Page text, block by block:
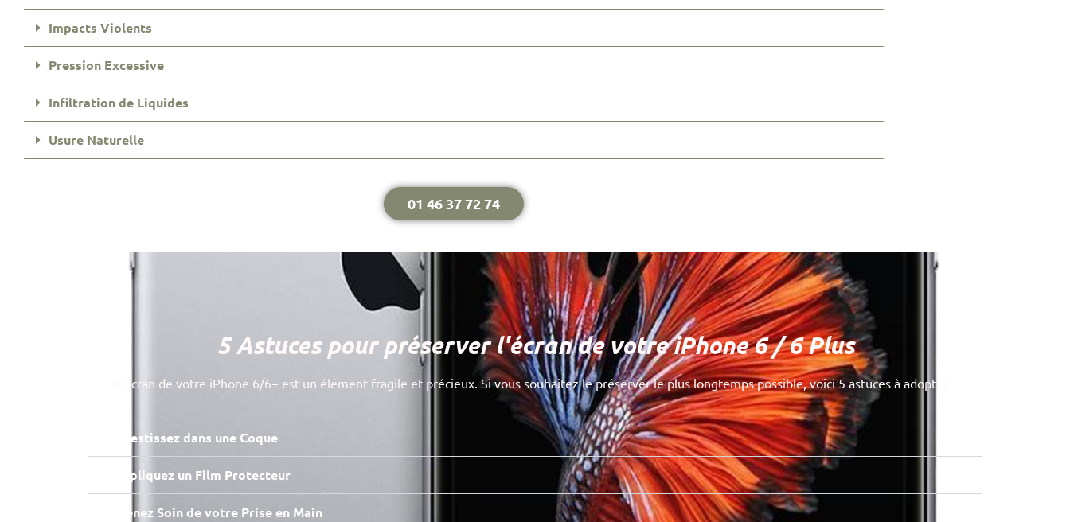
Impacts Violents
Pression Excessive
Infiltration de Liquides
Usure Naturelle
01 46 37 72 74
5 Astuces pour préserver l'écran de votre iPhone 6 / 6 Plus
L’écran de votre iPhone 6/6+ est un élément fragile et précieux. Si vous souhaitez le préserver le plus longtemps possible, voici 5 astuces à adopter :
Investissez dans une Coque
Appliquez un Film Protecteur
Prenez Soin de votre Prise en Main